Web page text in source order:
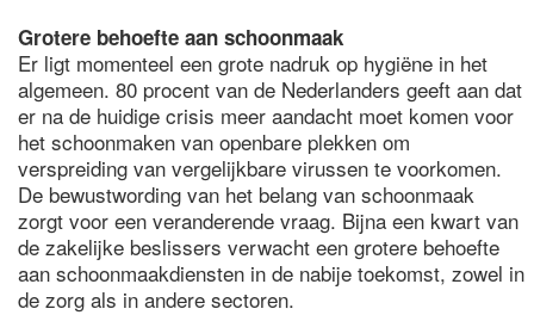
Grotere behoefte aan schoonmaak
Er ligt momenteel een grote nadruk op hygiëne in het
algemeen. 80 procent van de Nederlanders geeft aan dat
er na de huidige crisis meer aandacht moet komen voor
het schoonmaken van openbare plekken om
verspreiding van vergelijkbare virussen te voorkomen.
De bewustwording van het belang van schoonmaak
zorgt voor een veranderende vraag. Bijna een kwart van
de zakelijke beslissers verwacht een grotere behoefte
aan schoonmaakdiensten in de nabije toekomst, zowel in
de zorg als in andere sectoren.